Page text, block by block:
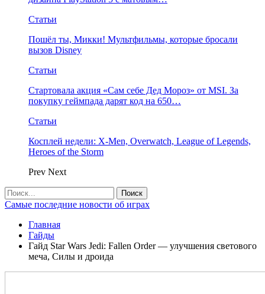
Статьи
Пошёл ты, Микки! Мультфильмы, которые бросали
вызов Disney
Статьи
Стартовала акция «Сам себе Дед Мороз» от MSI. За
покупку геймпада дарят код на 650…
Статьи
Косплей недели: X-Men, Overwatch, League of Legends,
Heroes of the Storm
Prev Next
Самые последние новости об играх
Главная
Гайды
Гайд Star Wars Jedi: Fallen Order — улучшения светового
меча, Силы и дроида